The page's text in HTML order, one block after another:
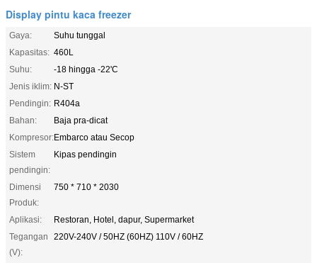
Display pintu kaca freezer
Gaya:
Suhu tunggal
Kapasitas: 460L
Suhu:
-18 hingga -22'C
Jenis iklim: N-ST
Pendingin: R404a
Bahan:
Baja pra-dicat
Kompresor:Embarco atau Secop
Sistem
pendingin:
Kipas pendingin
Dimensi
Produk:
750 * 710 * 2030
Aplikasi:
Restoran, Hotel, dapur, Supermarket
Tegangan
(V):
220V-240V / 50HZ (60HZ) 110V / 60HZ